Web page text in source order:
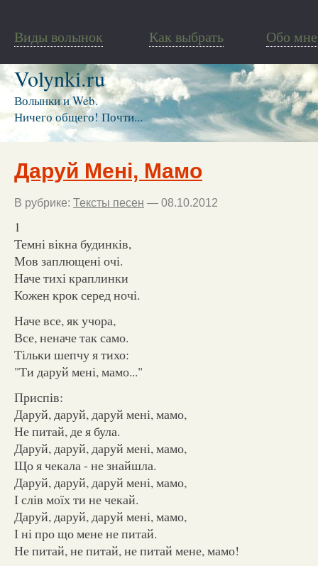
Виды волынок Как выбрать Обо мне
Volynki.ru
Волынки и Web.
Ничего общего! Почти...
Даруй Мені, Мамо
В рубрике: Тексты песен — 08.10.2012
1
Темні вікна будинків,
Мов заплющені очі.
Наче тихі краплинки
Кожен крок серед ночі.
Наче все, як учора,
Все, неначе так само.
Тільки шепчу я тихо:
"Ти даруй мені, мамо..."
Приспів:
Даруй, даруй, даруй мені, мамо,
Не питай, де я була.
Даруй, даруй, даруй мені, мамо,
Що я чекала - не знайшла.
Даруй, даруй, даруй мені, мамо,
І слів моїх ти не чекай.
Даруй, даруй, даруй мені, мамо,
І ні про що мене не питай.
Не питай, не питай, не питай мене, мамо!